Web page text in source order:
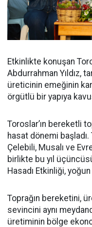
Etkinlikte konuşan
Abdurrahman Yıldız,
üreticinin emeğinin
örgütlü bir yapıya
Toroslar’ın bereketli
hasat dönemi
Çelebili, Musalı ve
birlikte bu yıl
Hasadı Etkinliği,
Toprağın bereketini,
sevincini aynı
üretiminin bölge